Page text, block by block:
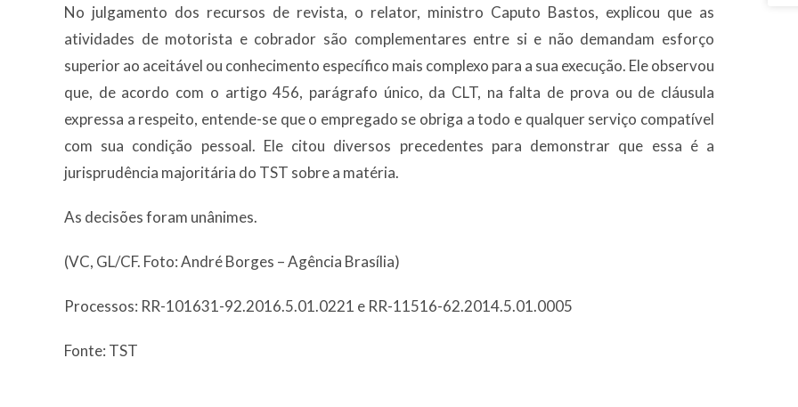
No julgamento dos recursos de revista, o relator, ministro Caputo Bastos, explicou que as
atividades de motorista e cobrador são complementares entre si e não demandam esforço
superior ao aceitável ou conhecimento específico mais complexo para a sua execução. Ele observou
que, de acordo com o artigo 456, parágrafo único, da CLT, na falta de prova ou de cláusula
expressa a respeito, entende-se que o empregado se obriga a todo e qualquer serviço compatível
com sua condição pessoal. Ele citou diversos precedentes para demonstrar que essa é a
jurisprudência majoritária do TST sobre a matéria.
As decisões foram unânimes.
(VC, GL/CF. Foto: André Borges – Agência Brasília)
Processos: RR-101631-92.2016.5.01.0221 e RR-11516-62.2014.5.01.0005
Fonte: TST